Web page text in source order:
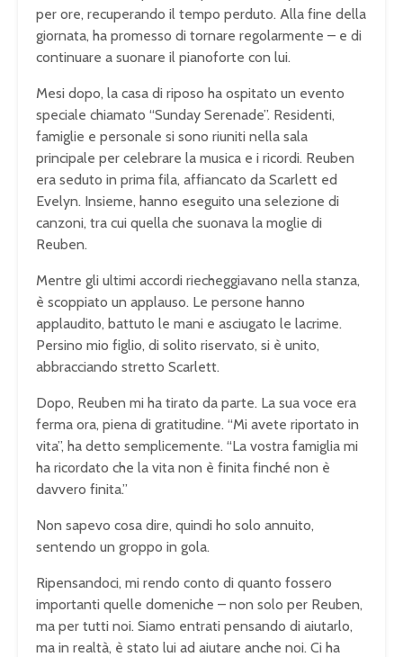
per ore, recuperando il tempo perduto. Alla fine della
giornata, ha promesso di tornare regolarmente – e di
continuare a suonare il pianoforte con lui.
Mesi dopo, la casa di riposo ha ospitato un evento
speciale chiamato “Sunday Serenade”. Residenti,
famiglie e personale si sono riuniti nella sala
principale per celebrare la musica e i ricordi. Reuben
era seduto in prima fila, affiancato da Scarlett ed
Evelyn. Insieme, hanno eseguito una selezione di
canzoni, tra cui quella che suonava la moglie di
Reuben.
Mentre gli ultimi accordi riecheggiavano nella stanza,
è scoppiato un applauso. Le persone hanno
applaudito, battuto le mani e asciugato le lacrime.
Persino mio figlio, di solito riservato, si è unito,
abbracciando stretto Scarlett.
Dopo, Reuben mi ha tirato da parte. La sua voce era
ferma ora, piena di gratitudine. “Mi avete riportato in
vita”, ha detto semplicemente. “La vostra famiglia mi
ha ricordato che la vita non è finita finché non è
davvero finita.”
Non sapevo cosa dire, quindi ho solo annuito,
sentendo un groppo in gola.
Ripensandoci, mi rendo conto di quanto fossero
importanti quelle domeniche – non solo per Reuben,
ma per tutti noi. Siamo entrati pensando di aiutarlo,
ma in realtà, è stato lui ad aiutare anche noi. Ci ha